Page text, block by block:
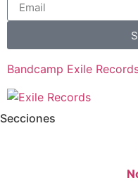
Bandcamp Exile
Secciones